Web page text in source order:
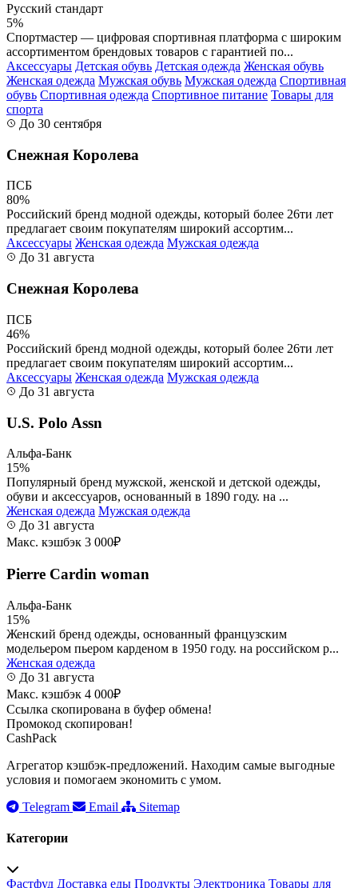
Русский стандарт
5%
Спортмастер — цифровая спортивная платформа с широким
ассортиментом брендовых товаров с гарантией по...
Аксессуары Детская обувь Детская одежда Женская обувь
Женская одежда Мужская обувь Мужская одежда Спортивная
обувь Спортивная одежда Спортивное питание Товары для
спорта
До 30 сентября
Снежная Королева
ПСБ
80%
Российский бренд модной одежды, который более 26ти лет
предлагает своим покупателям широкий ассортим...
Аксессуары Женская одежда Мужская одежда
До 31 августа
Снежная Королева
ПСБ
46%
Российский бренд модной одежды, который более 26ти лет
предлагает своим покупателям широкий ассортим...
Аксессуары Женская одежда Мужская одежда
До 31 августа
U.S. Polo Assn
Альфа-Банк
15%
Популярный бренд мужской, женской и детской одежды,
обуви и аксессуаров, основанный в 1890 году. на ...
Женская одежда Мужская одежда
До 31 августа
Макс. кэшбэк 3 000₽
Pierre Cardin woman
Альфа-Банк
15%
Женский бренд одежды, основанный французским
модельером пьером карденом в 1950 году. на российском р...
Женская одежда
До 31 августа
Макс. кэшбэк 4 000₽
Ссылка скопирована в буфер обмена!
Промокод скопирован!
CashPack
Агрегатор кэшбэк-предложений. Находим самые выгодные
условия и помогаем экономить с умом.
Telegram
Email Sitemap
Категории
Фастфуд Доставка еды Продукты Электроника Товары для